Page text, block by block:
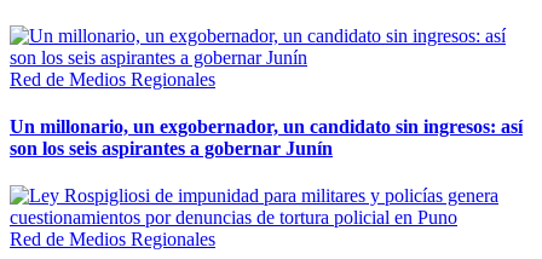
Red de Medios Regionales
Un millonario, un exgobernador, un candidato sin ingresos: así
son los seis aspirantes a gobernar Junín
Red de Medios Regionales